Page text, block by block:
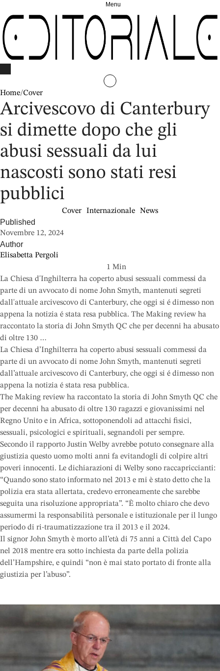
Menu
Home/Cover
Arcivescovo di Canterbury
si dimette dopo che gli
abusi sessuali da lui
nascosti sono stati resi
pubblici
Cover Internazionale News
Published
Novembre 12, 2024
Author
Elisabetta Pergoli
1 Min
La Chiesa d'Inghilterra ha coperto abusi sessuali commessi da
parte di un avvocato di nome John Smyth, mantenuti segreti
dall'attuale arcivescovo di Canterbury, che oggi si é dimesso non
appena la notizia é stata resa pubblica. The Making review ha
raccontato la storia di John Smyth QC che per decenni ha abusato
di oltre 130 …
La Chiesa d’Inghilterra ha coperto abusi sessuali commessi da
parte di un avvocato di nome John Smyth, mantenuti segreti
dall’attuale arcivescovo di Canterbury, che oggi si é dimesso non
appena la notizia é stata resa pubblica.
The Making review ha raccontato la storia di John Smyth QC che
per decenni ha abusato di oltre 130 ragazzi e giovanissimi nel
Regno Unito e in Africa, sottoponendoli ad attacchi fisici,
sessuali, psicologici e spirituali, segnandoli per sempre.
Secondo il rapporto Justin Welby avrebbe potuto consegnare alla
giustizia questo uomo molti anni fa evitandogli di colpire altri
poveri innocenti. Le dichiarazioni di Welby sono raccapriccianti:
“Quando sono stato informato nel 2013 e mi è stato detto che la
polizia era stata allertata, credevo erroneamente che sarebbe
seguita una risoluzione appropriata”. “È molto chiaro che devo
assumermi la responsabilità personale e istituzionale per il lungo
periodo di ri-traumatizzazione tra il 2013 e il 2024.
Il signor John Smyth è morto all’età di 75 anni a Città del Capo
nel 2018 mentre era sotto inchiesta da parte della polizia
dell’Hampshire, e quindi “non è mai stato portato di fronte alla
giustizia per l’abuso”.